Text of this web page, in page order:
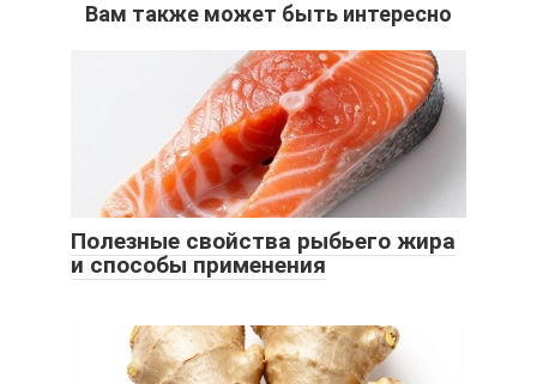
Вам также может быть интересно
Полезные свойства рыбьего жира
и способы применения